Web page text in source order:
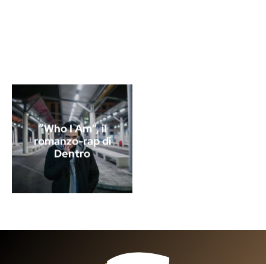
“Who I Am”, il
romanzo-rap di
Dentro